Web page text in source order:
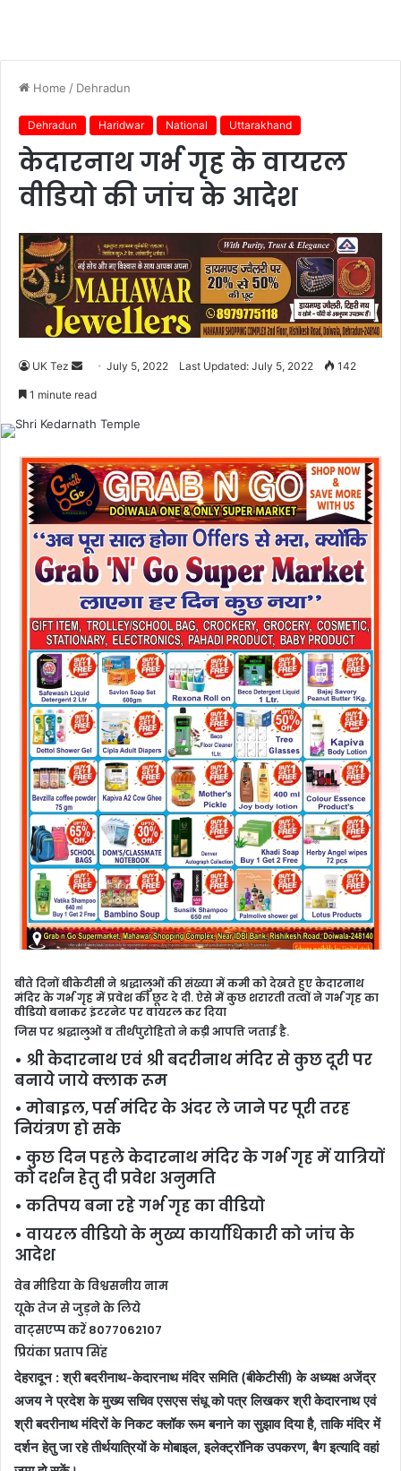
Home / Dehradun
Dehradun Haridwar National Uttarakhand
केदारनाथ गर्भ गृह के वायरल
वीडियो की जांच के आदेश
UK Tez
d
n
e
m
a
i
l
July 5, 2022 Last Updated: July 5, 2022 142
1 minute read
बीते दिनों बीकेटीसी ने श्रद्धालुओं की संख्या में कमी को देखते हुए केदारनाथ
मंदिर के गर्भ गृह में प्रवेश की छूट दे दी.ऐसे में कुछ शरारती तत्वों ने गर्भ गृह का
वीडियो बनाकर इंटरनेट पर वायरल कर दिया
जिस पर श्रद्धालुओं व तीर्थपुरोहितो ने कड़ी आपत्ति जताई है.
• श्री केदारनाथ एवं श्री बदरीनाथ मंदिर से कुछ दूरी पर
बनाये जाये क्लाक रूम
• मोबाइल, पर्स मंदिर के अंदर ले जाने पर पूरी तरह
नियंत्रण हो सके
• कुछ दिन पहले केदारनाथ मंदिर के गर्भ गृह में यात्रियों
को दर्शन हेतु दी प्रवेश अनुमति
• कतिपय बना रहे गर्भ गृह का वीडियो
• वायरल वीडियो के मुख्य कार्याधिकारी को जांच के
आदेश
वेब मीडिया के विश्वसनीय नाम
यूके तेज से जुड़ने के लिये
वाट्सएप्प करें 8077062107
प्रियंका प्रताप सिंह
देहरादून : श्री बदरीनाथ-केदारनाथ मंदिर समिति (बीकेटीसी) के अध्यक्ष अजेंद्र
अजय ने प्रदेश के मुख्य सचिव एसएस संधू को पत्र लिखकर श्री केदारनाथ एवं
श्री बदरीनाथ मंदिरों के निकट क्लॉक रूम बनाने का सुझाव दिया है, ताकि मंदिर में
दर्शन हेतु जा रहे तीर्थयात्रियों के मोबाइल, इलेक्ट्रॉनिक उपकरण, बैग इत्यादि वहां